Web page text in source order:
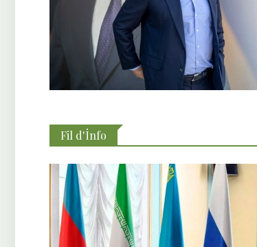
Fil d'İnfo